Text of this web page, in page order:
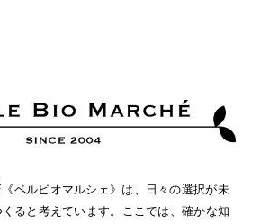
ベルビオマルシェ》は、日々の選択が未
ると考えています。ここでは、確かな知